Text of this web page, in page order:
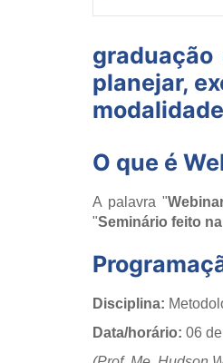
planejar,
O que é
A palavra "
"Seminário feito
Disciplina:
Data/horário: 06